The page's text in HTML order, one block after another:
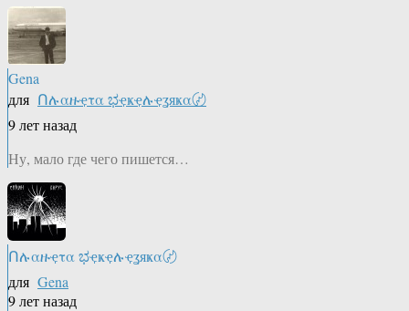
Gena
для Ոሉαዙҿτα ಭҿҝҿሉҿʓяҝα〄
9 лет назад
Ну, мало где чего пишется…
Ոሉαዙҿτα ಭҿҝҿሉҿʓяҝα〄
для Gena
9 лет назад